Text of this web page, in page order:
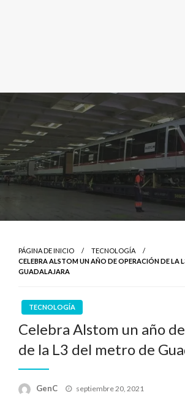
PÁGINA DE INICIO
TECNOLOGÍA
CELEBRA ALSTOM UN AÑO DE OPERACIÓN DE LA
GUADALAJARA
TECNOLOGÍA
Celebra Alstom un año
de la L3 del metro de
GenC
Publicado
septiembre 20, 2021